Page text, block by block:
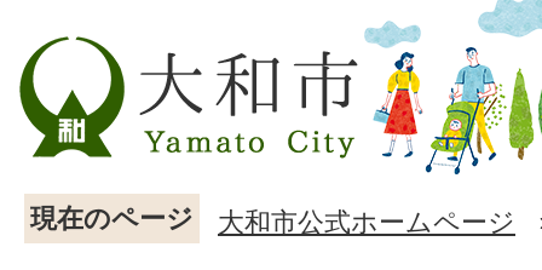
現在のページ 大和市公式ホームページ